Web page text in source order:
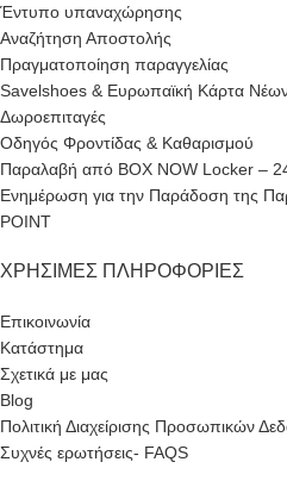
Έντυπο υπαναχώρησης
Αναζήτηση Αποστολής
Πραγματοποίηση παραγγελίας
Savelshoes & Ευρωπαϊκή Κάρτα
Δωροεπιταγές
Οδηγός Φροντίδας & Καθαρισμού
Παραλαβή από BOX NOW Locker –
Ενημέρωση για την Παράδοση της
POINT
ΧΡΉΣΙΜΕΣ ΠΛΗΡΟΦΟΡΊΕΣ
Επικοινωνία
Κατάστημα
Σχετικά με μας
Blog
Πολιτική Διαχείρισης Προσωπικών
Συχνές ερωτήσεις- FAQS